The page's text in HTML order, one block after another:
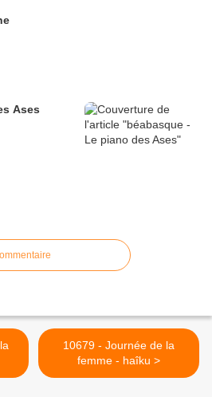
Ases
10679 - Journée de la
femme - haîku >